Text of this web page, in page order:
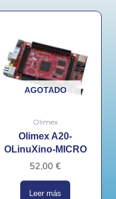
AGOTADO
Olimex
Olimex A20-
OLinuXino-MICRO
52,00 €
Leer más